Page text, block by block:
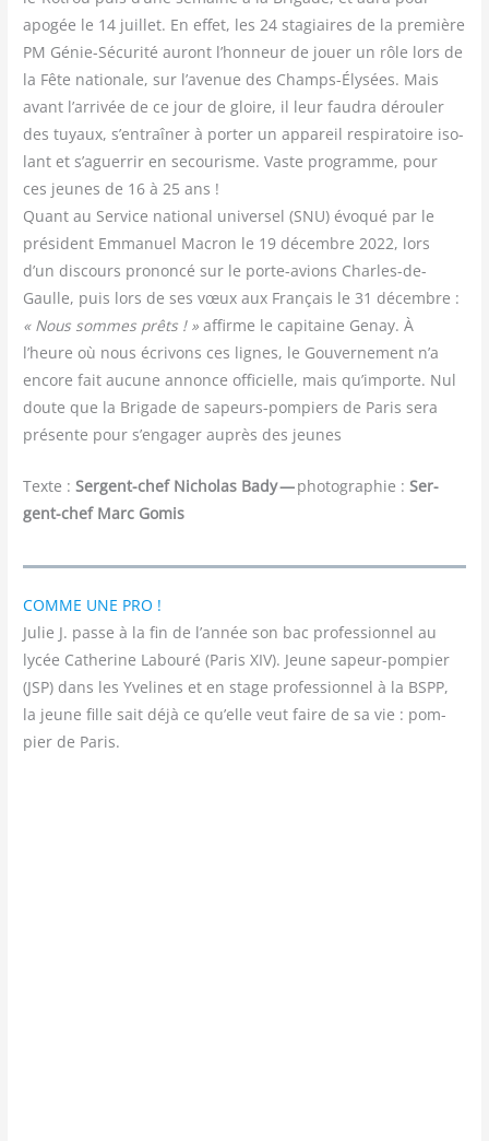
apo­gée le 14 juillet. En effet, les 24 sta­giaires de la pre­mière
PM Génie-Sécu­ri­té auront l’honneur de jouer un rôle lors de
la Fête natio­nale, sur l’avenue des Champs-Ély­sées. Mais
avant l’arrivée de ce jour de gloire, il leur fau­dra dérou­ler
des tuyaux, s’entraîner à por­ter un appa­reil res­pi­ra­toire iso­
lant et s’aguerrir en secou­risme. Vaste pro­gramme, pour
ces jeunes de 16 à 25 ans !
Quant au Ser­vice natio­nal uni­ver­sel (SNU) évo­qué par le
pré­sident Emma­nuel Macron le 19 décembre 2022, lors
d’un dis­cours pro­non­cé sur le porte-avions Charles-de-
Gaulle, puis lors de ses vœux aux Fran­çais le 31 décembre :
« Nous sommes prêts ! »affirme le capi­taine Genay. À
l’heure où nous écri­vons ces lignes, le Gou­ver­ne­ment n’a
encore fait aucune annonce offi­cielle, mais qu’importe. Nul
doute que la Bri­gade de sapeurs-pom­piers de Paris sera
pré­sente pour s’engager auprès des jeunes
Texte :Ser­gent-chef Nicho­las Bady —pho­to­gra­phie : Ser­
gent-chef Marc Gomis
COMME UNE PRO !
Julie J. passe à la fin de l’année son bac pro­fes­sion­nel au
lycée Cathe­rine Labou­ré (Paris XIV). Jeune sapeur-pom­pier
(JSP) dans les Yve­lines et en stage pro­fes­sion­nel à la BSPP,
la jeune fille sait déjà ce qu’elle veut faire de sa vie : pom­
pier de Paris.